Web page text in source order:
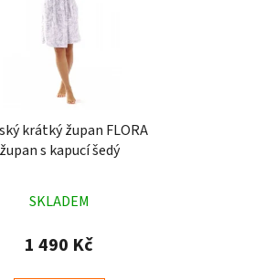
krátký župan FLORA
župan s kapucí šedý
hodnocení
produktu
SKLADEM
1 490 Kč